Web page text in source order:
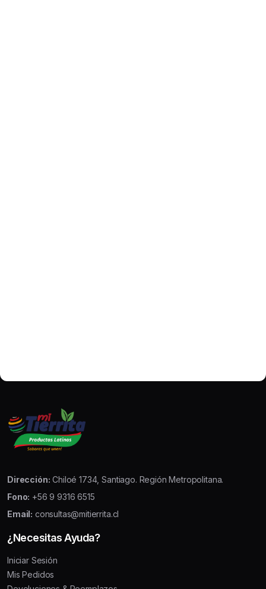
Dirección: Chiloé 1734, Santiago. Región Metropolitana.
Fono: +56 9 9316 6515
Email: consultas@mitierrita.cl
¿Necesitas Ayuda?
Iniciar Sesión
Mis Pedidos